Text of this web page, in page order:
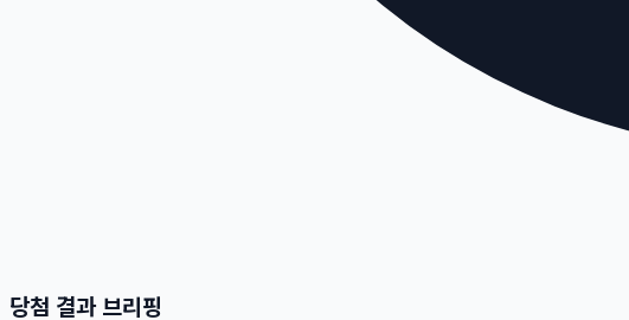
당첨 결과 브리핑